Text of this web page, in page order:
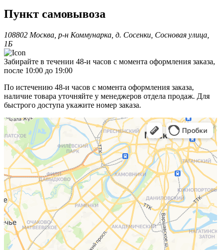
Пункт самовывоза
108802 Москва, р-н Коммунарка, д. Сосенки, Сосновая улица,
1Б
Забирайте в течении 48-и часов с момента оформления заказа,
после 10:00 до 19:00
По истечению 48-и часов с момента оформления заказа,
наличие товара уточняйте у менеджеров отдела продаж. Для
быстрого доступа укажите номер заказа.